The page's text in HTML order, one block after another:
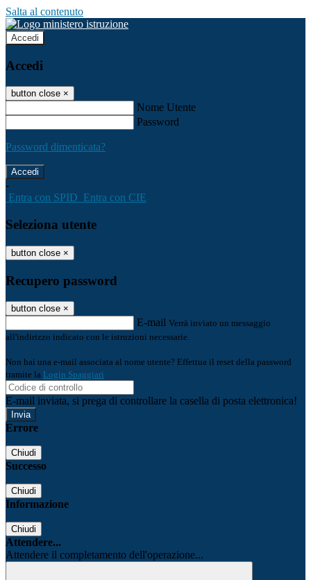
Salta al contenuto
Accedi
Accedi
button close ×
Nome Utente
Password
Password dimenticata?
-
Entra con SPID Entra con CIE
Seleziona utente
button close ×
Recupero password
button close ×
E-mail Verrà inviato un messaggio
all'indirizzo indicato con le istruzioni necessarie.
Non hai una e-mail associata al nome utente? Effettua il reset della password
tramite la Login Spaggiari
E-mail inviata, si prega di controllare la casella di posta elettronica!
Errore
Chiudi
Successo
Chiudi
Informazione
Chiudi
Attendere...
Attendere il completamento dell'operazione...